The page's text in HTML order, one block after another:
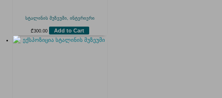
სტალინის მუზეუმი, ინტერიერი
₾300.00 Add to Cart